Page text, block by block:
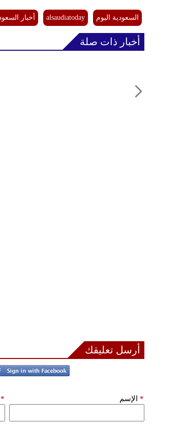
السعودية اليوم alsaudiatoday أخبار
أخبار ذات صلة
أرسل تعليقك
الإسم *
*